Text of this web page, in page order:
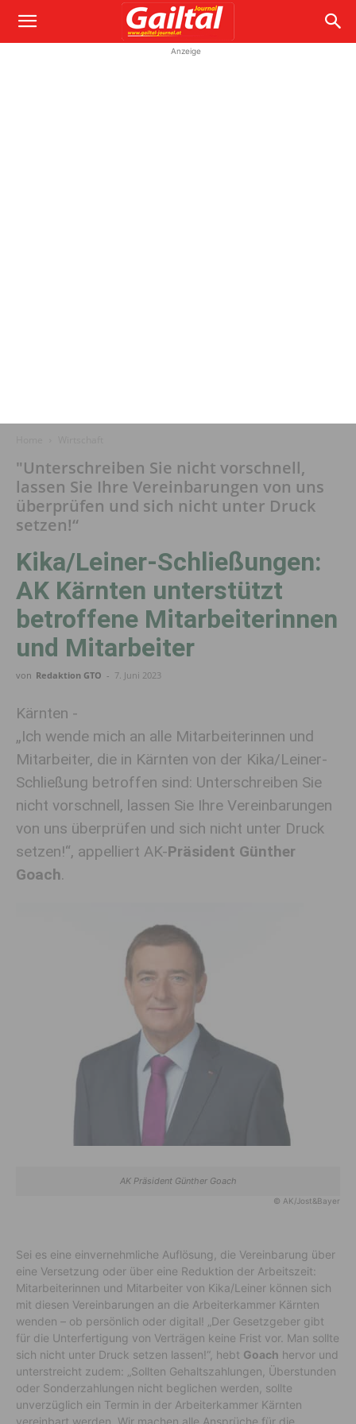
Anzeige
"Unterschreiben Sie nicht vorschnell,
lassen Sie Ihre Vereinbarungen von uns
überprüfen und sich nicht unter Druck
setzen!“
Kika/Leiner-Schließungen:
AK Kärnten unterstützt
betroffene Mitarbeiterinnen
und Mitarbeiter
von Redaktion GTO - 7. Juni 2023
Kärnten -
„Ich wende mich an alle Mitarbeiterinnen und
Mitarbeiter, die in Kärnten von der Kika/Leiner-
Schließung betroffen sind: Unterschreiben Sie
nicht vorschnell, lassen Sie Ihre Vereinbarungen
von uns überprüfen und sich nicht unter Druck
setzen!“, appelliert AK-Präsident Günther
Goach.
AK Präsident Günther Goach
© AK/Jost&Bayer
Sei es eine einvernehmliche Auflösung, die Vereinbarung über
eine Versetzung oder über eine Reduktion der Arbeitszeit:
Mitarbeiterinnen und Mitarbeiter von Kika/Leiner können sich
mit diesen Vereinbarungen an die Arbeiterkammer Kärnten
wenden – ob persönlich oder digital! „Der Gesetzgeber gibt
für die Unterfertigung von Verträgen keine Frist vor. Man sollte
sich nicht unter Druck setzen lassen!“, hebt Goach hervor und
unterstreicht zudem: „Sollten Gehaltszahlungen, Überstunden
oder Sonderzahlungen nicht beglichen werden, sollte
unverzüglich ein Termin in der Arbeiterkammer Kärnten
vereinbart werden. Wir machen alle Ansprüche für die